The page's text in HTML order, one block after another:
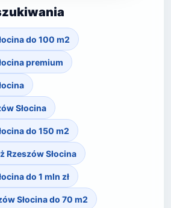
do 100 m2
premium
Słocina
do 150 m2
Rzeszów Słocina
do 1 mln zł
Słocina do 70 m2